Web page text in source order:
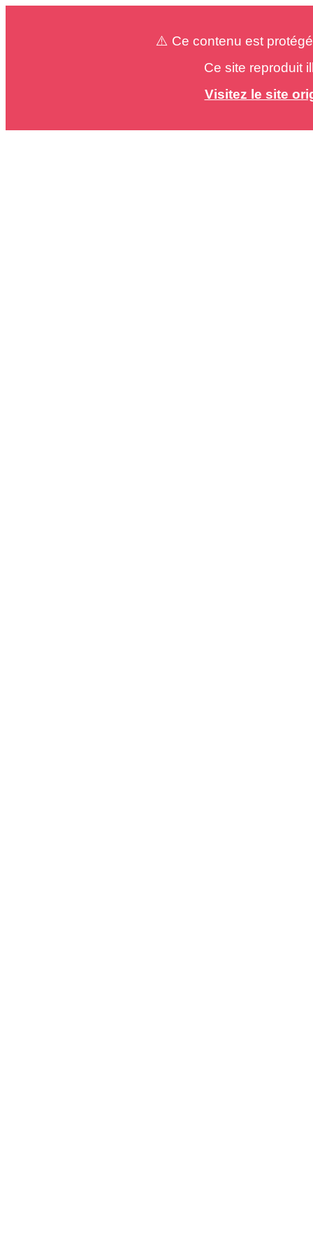
⚠️ Ce contenu est
Ce site reproduit
Visitez le site